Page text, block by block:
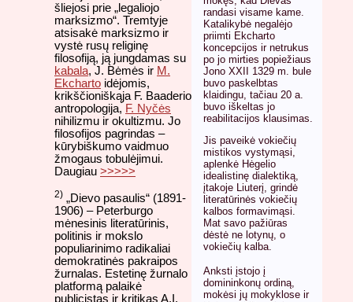
randasi visame kame.
Katalikybė negalėjo
priimti Ekcharto
koncepcijos ir netrukus
po jo mirties popiežiaus
Jono XXII 1329 m. bule
buvo paskelbtas
klaidingu, tačiau 20 a.
buvo iškeltas jo
reabilitacijos klausimas.
Jis paveikė vokiečių
mistikos vystymąsi,
aplenkė Hėgelio
idealistinę dialektiką,
įtakoje Liuterį, grindė
literatūrinės vokiečių
kalbos formavimąsi.
Mat savo pažiūras
dėstė ne lotynų, o
vokiečių kalba.
Anksti įstojo į
domininkonų ordiną,
mokėsi jų mokyklose ir
šliejosi prie „legaliojo
marksizmo“. Tremtyje
atsisakė marksizmo ir
vystė rusų religinę
filosofiją, ją jungdamas su
kabala, J. Bėmės ir M.
Ekcharto idėjomis,
krikščioniškąja F. Baaderio
antropologija, F. Nyčės
nihilizmu ir okultizmu. Jo
filosofijos pagrindas –
kūrybiškumo vaidmuo
žmogaus tobulėjimui.
Daugiau >>>>>
2) „Dievo pasaulis“ (1891-
1906) – Peterburgo
mėnesinis literatūrinis,
politinis ir mokslo
populiarinimo radikaliai
demokratinės pakraipos
žurnalas. Estetinę žurnalo
platformą palaikė
publicistas ir kritikas A.I.